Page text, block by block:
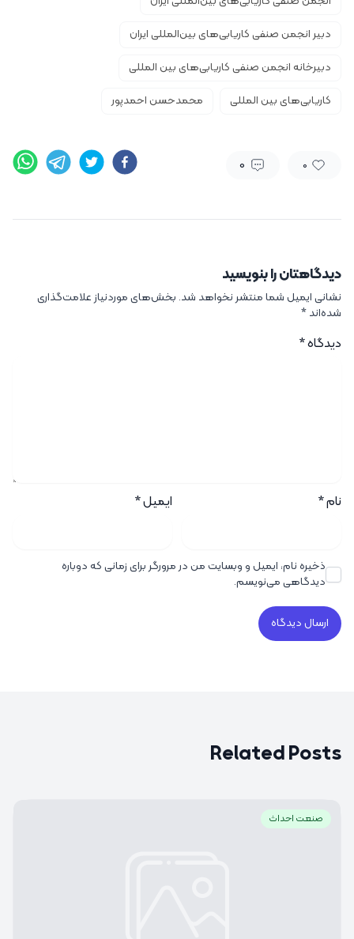
دبیر انجمن صنفی کاریابی‌های بین‌المللی ایران
دبیرخانه انجمن صنفی کاریابی‌های بین المللی
کاریابی‌های بین المللی
محمدحسن احمدپور
0
0
دیدگاهتان را بنویسید
نشانی ایمیل شما منتشر نخواهد شد. بخش‌های موردنیاز علامت‌گذاری
شده‌اند*
دیدگاه*
نام* ایمیل*
ذخیره نام، ایمیل و وبسایت من در مرورگر برای زمانی که دوباره
دیدگاهی می‌نویسم.
Related Posts
صنعت احداث